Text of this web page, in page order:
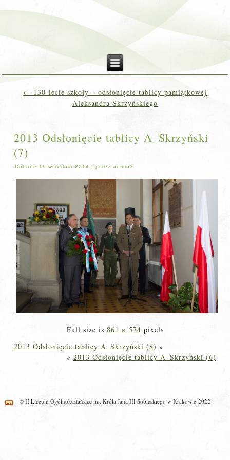
← 130-lecie szkoły – odsłonięcie tablicy pamiątkowej
Aleksandra Skrzyńskiego
2013 Odsłonięcie tablicy A_Skrzyński
(7)
Dodane 19 września 2014 |przez admin2
Full size is 861 × 574 pixels
2013 Odsłonięcie tablicy A_Skrzyński (8) »
« 2013 Odsłonięcie tablicy A_Skrzyński (6)
© II Liceum Ogólnokształcące im. Króla Jana III Sobieskiego w Krakowie 2022